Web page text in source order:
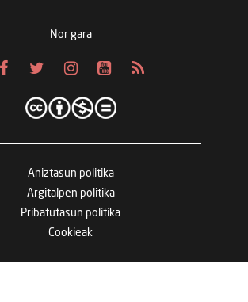
Nor gara
Aniztasun politika
Argitalpen politika
Pribatutasun politika
Cookieak